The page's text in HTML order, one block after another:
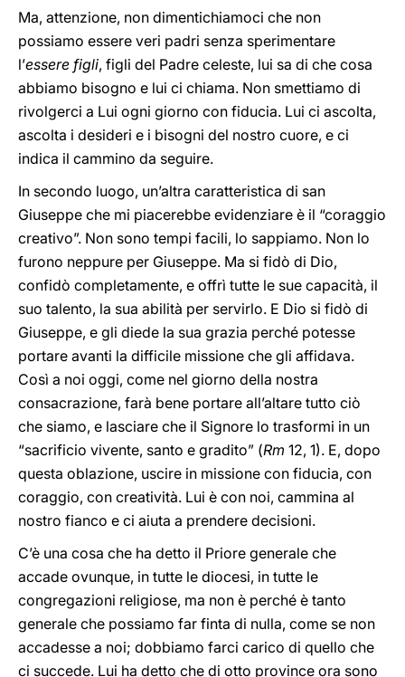
Ma, attenzione, non dimentichiamoci che non
possiamo essere veri padri senza sperimentare
l’essere figli, figli del Padre celeste, lui sa di che cosa
abbiamo bisogno e lui ci chiama. Non smettiamo di
rivolgerci a Lui ogni giorno con fiducia. Lui ci ascolta,
ascolta i desideri e i bisogni del nostro cuore, e ci
indica il cammino da seguire.
In secondo luogo, un’altra caratteristica di san
Giuseppe che mi piacerebbe evidenziare è il “coraggio
creativo”. Non sono tempi facili, lo sappiamo. Non lo
furono neppure per Giuseppe. Ma si fidò di Dio,
confidò completamente, e offrì tutte le sue capacità, il
suo talento, la sua abilità per servirlo. E Dio si fidò di
Giuseppe, e gli diede la sua grazia perché potesse
portare avanti la difficile missione che gli affidava.
Così a noi oggi, come nel giorno della nostra
consacrazione, farà bene portare all’altare tutto ciò
che siamo, e lasciare che il Signore lo trasformi in un
“sacrificio vivente, santo e gradito” (Rm 12, 1). E, dopo
questa oblazione, uscire in missione con fiducia, con
coraggio, con creatività. Lui è con noi, cammina al
nostro fianco e ci aiuta a prendere decisioni.
C’è una cosa che ha detto il Priore generale che
accade ovunque, in tutte le diocesi, in tutte le
congregazioni religiose, ma non è perché è tanto
generale che possiamo far finta di nulla, come se non
accadesse a noi; dobbiamo farci carico di quello che
ci succede. Lui ha detto che di otto province ora sono